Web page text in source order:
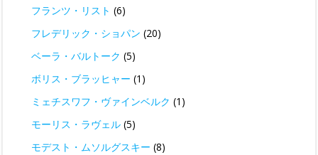
フランツ・リスト (6)
フレデリック・ショパン (20)
ベーラ・バルトーク (5)
ボリス・ブラッヒャー (1)
ミェチスワフ・ヴァインベルク (1)
モーリス・ラヴェル (5)
モデスト・ムソルグスキー (8)